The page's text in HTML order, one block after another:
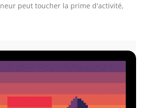
peut toucher la prime d'activité,